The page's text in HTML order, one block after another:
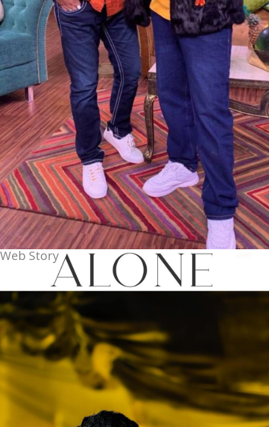
Web Story
उनका एल्बम ‘अलोन’
रिलीज होने जा रहा है।
image credit: Google